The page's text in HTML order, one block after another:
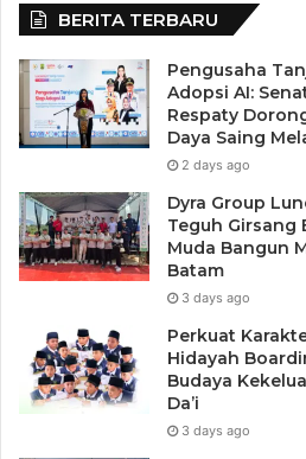
BERITA TERBARU
Pengusaha
Adopsi AI:
Respaty
Daya Saing
2 days ago
Dyra Group
Teguh Girsang
Muda Bangun
Batam
3 days ago
Perkuat
Hidayah
Budaya
Da’i
3 days ago